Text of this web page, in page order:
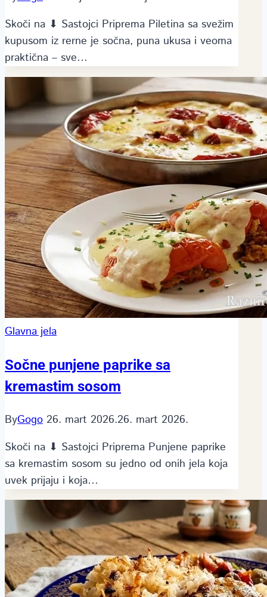
Skoči na ⬇ Sastojci Priprema Piletina sa svežim
kupusom iz rerne je sočna, puna ukusa i veoma
praktična – sve…
Glavna jela
Sočne punjene paprike sa
kremastim sosom
ByGogo 26. mart 2026.26. mart 2026.
Skoči na ⬇ Sastojci Priprema Punjene paprike
sa kremastim sosom su jedno od onih jela koja
uvek prijaju i koja…